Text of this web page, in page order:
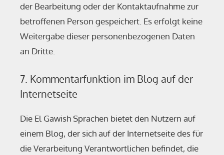
der Bearbeitung oder der Kontaktaufnahme zur
betroffenen Person gespeichert. Es erfolgt keine
Weitergabe dieser personenbezogenen Daten
an Dritte.
7. Kommentarfunktion im Blog auf der
Internetseite
Die El Gawish Sprachen bietet den Nutzern auf
einem Blog, der sich auf der Internetseite des für
die Verarbeitung Verantwortlichen befindet, die